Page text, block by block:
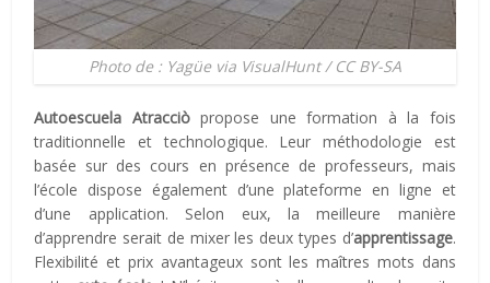
Photo de : Yagüe via VisualHunt / CC BY-SA
Autoescuela Atracciòpropose une formation à la fois
traditionnelle et technologique. Leur méthodologie est
basée sur des cours en présence de professeurs, mais
l’école dispose également d’une plateforme en ligne et
d’une application. Selon eux, la meilleure manière
d’apprendre serait de mixer les deux types d’apprentissage.
Flexibilité et prix avantageux sont les maîtres mots dans